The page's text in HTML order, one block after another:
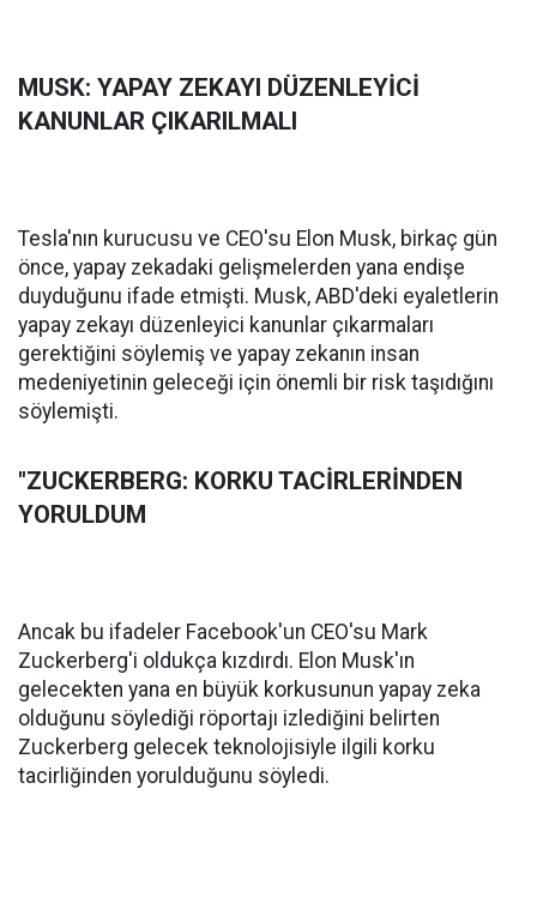
MUSK: YAPAY ZEKAYI DÜZENLEYİCİ
KANUNLAR ÇIKARILMALI
Tesla'nın kurucusu ve CEO'su Elon Musk, birkaç gün
önce, yapay zekadaki gelişmelerden yana endişe
duyduğunu ifade etmişti. Musk, ABD'deki eyaletlerin
yapay zekayı düzenleyici kanunlar çıkarmaları
gerektiğini söylemiş ve yapay zekanın insan
medeniyetinin geleceği için önemli bir risk taşıdığını
söylemişti.
"ZUCKERBERG: KORKU TACİRLERİNDEN
YORULDUM
Ancak bu ifadeler Facebook'un CEO'su Mark
Zuckerberg'i oldukça kızdırdı. Elon Musk'ın
gelecekten yana en büyük korkusunun yapay zeka
olduğunu söylediği röportajı izlediğini belirten
Zuckerberg gelecek teknolojisiyle ilgili korku
tacirliğinden yorulduğunu söyledi.